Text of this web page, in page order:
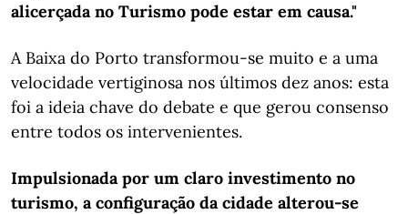
alicerçada no Turismo pode estar em causa."
A Baixa do Porto transformou-se muito e a uma
velocidade vertiginosa nos últimos dez anos: esta
foi a ideia chave do debate e que gerou consenso
entre todos os intervenientes.
Impulsionada por um claro investimento no
turismo, a configuração da cidade alterou-se